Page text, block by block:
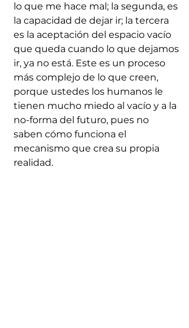
lo que me hace mal; la segunda, es
la capacidad de dejar ir; la tercera
es la aceptación del espacio vacío
que queda cuando lo que dejamos
ir, ya no está. Este es un proceso
más complejo de lo que creen,
porque ustedes los humanos le
tienen mucho miedo al vacío y a la
no-forma del futuro, pues no
saben cómo funciona el
mecanismo que crea su propia
realidad.